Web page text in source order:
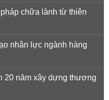
chữa lành từ thiên
nhân lực ngành hàng
20 năm xây dựng thương